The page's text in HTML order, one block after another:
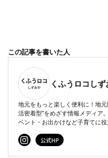
この記事を書いた人
くふうロコし
地元をもっと楽しく便利に！地
活密着型"をめざす情報メディア
ベント・お出かけなど子育てに